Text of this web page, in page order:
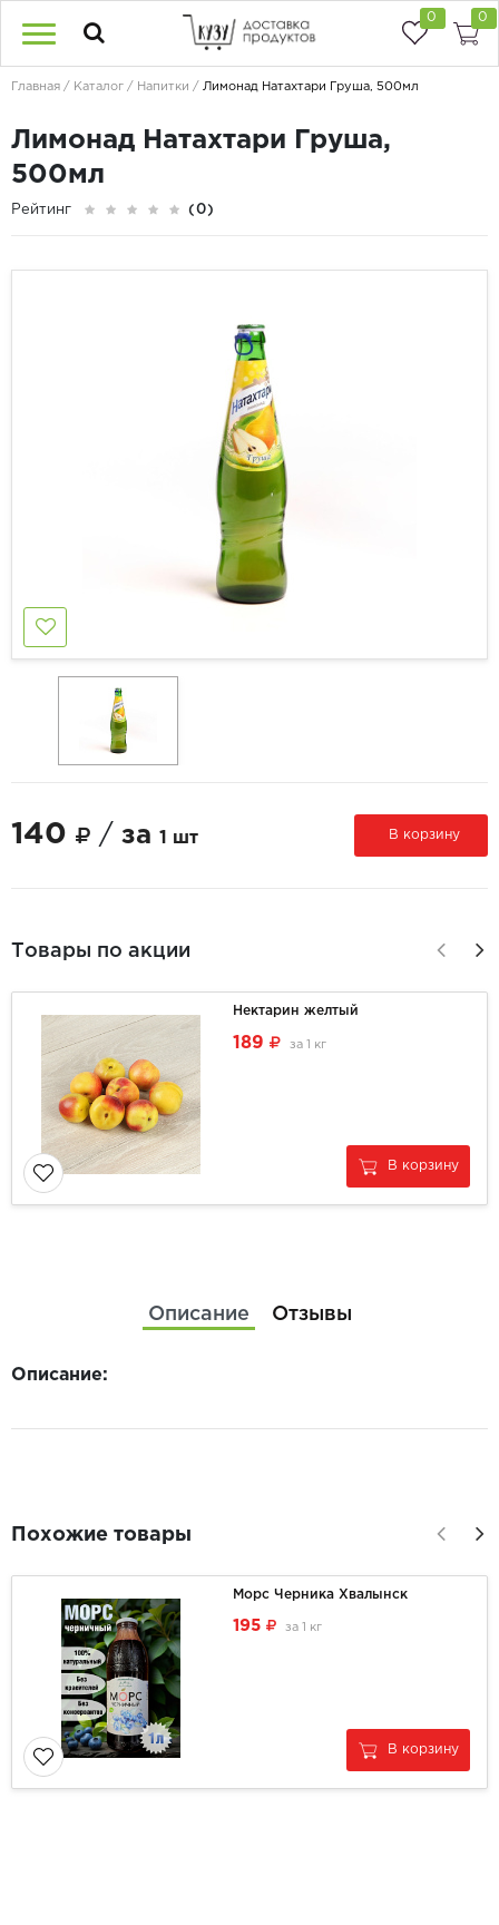
0 0
Главная Каталог Напитки Лимонад Натахтари Груша, 500мл
Лимонад Натахтари Груша,
500мл
Рейтинг (0)
140 / за 1 шт В корзину
Товары по акции
Нектарин желтый
189 за 1 кг
В корзину
Описание Отзывы
Описание:
Похожие товары
Морс Черника Хвалынск
195 за 1 кг
В корзину